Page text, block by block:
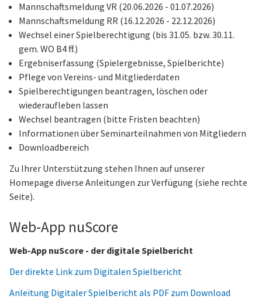
Mannschaftsmeldung VR (20.06.2026 - 01.07.2026)
Mannschaftsmeldung RR (16.12.2026 - 22.12.2026)
Wechsel einer Spielberechtigung (bis 31.05. bzw. 30.11.
gem. WO B4 ff.)
Ergebniserfassung (Spielergebnisse, Spielberichte)
Pflege von Vereins- und Mitgliederdaten
Spielberechtigungen beantragen, löschen oder
wiederaufleben lassen
Wechsel beantragen (bitte Fristen beachten)
Informationen über Seminarteilnahmen von Mitgliedern
Downloadbereich
Zu Ihrer Unterstützung stehen Ihnen auf unserer
Homepage diverse Anleitungen zur Verfügung (siehe rechte
Seite).
Web-App nuScore
Web-App nuScore - der digitale Spielbericht
Der direkte Link zum Digitalen Spielbericht
Anleitung Digitaler Spielbericht als PDF zum Download